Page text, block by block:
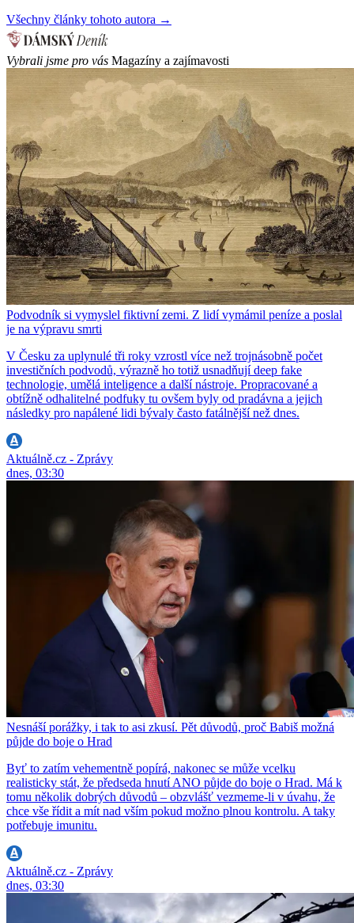
Všechny články tohoto autora →
Vybrali jsme pro vás Magazíny a zajímavosti
Podvodník si vymyslel fiktivní zemi. Z lidí vymámil peníze a poslal
je na výpravu smrti
V Česku za uplynulé tři roky vzrostl více než trojnásobně počet
investičních podvodů, výrazně ho totiž usnadňují deep fake
technologie, umělá inteligence a další nástroje. Propracované a
obtížně odhalitelné podfuky tu ovšem byly od pradávna a jejich
následky pro napálené lidi bývaly často fatálnější než dnes.
Aktuálně.cz - Zprávy
dnes, 03:30
Nesnáší porážky, i tak to asi zkusí. Pět důvodů, proč Babiš možná
půjde do boje o Hrad
Byť to zatím vehementně popírá, nakonec se může vcelku
realisticky stát, že předseda hnutí ANO půjde do boje o Hrad. Má k
tomu několik dobrých důvodů – obzvlášť vezmeme-li v úvahu, že
chce vše řídit a mít nad vším pokud možno plnou kontrolu. A taky
potřebuje imunitu.
Aktuálně.cz - Zprávy
dnes, 03:30